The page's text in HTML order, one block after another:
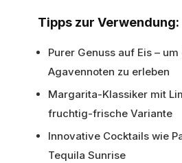
Tipps zur Verwendung:
Purer Genuss auf Eis –
Agavennoten zu erleben
Margarita-Klassiker mit
fruchtig-frische Variante
Innovative Cocktails wie
Tequila Sunrise